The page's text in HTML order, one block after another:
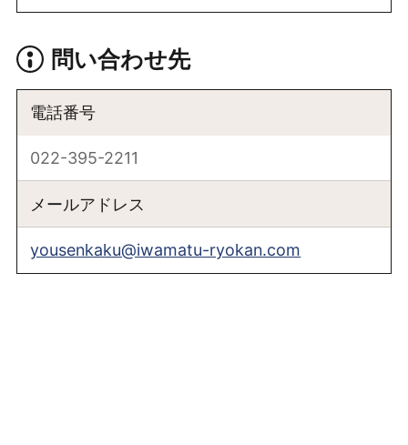
問い合わせ先
電話番号
022-395-2211
メールアドレス
yousenkaku@iwamatu-ryokan.com